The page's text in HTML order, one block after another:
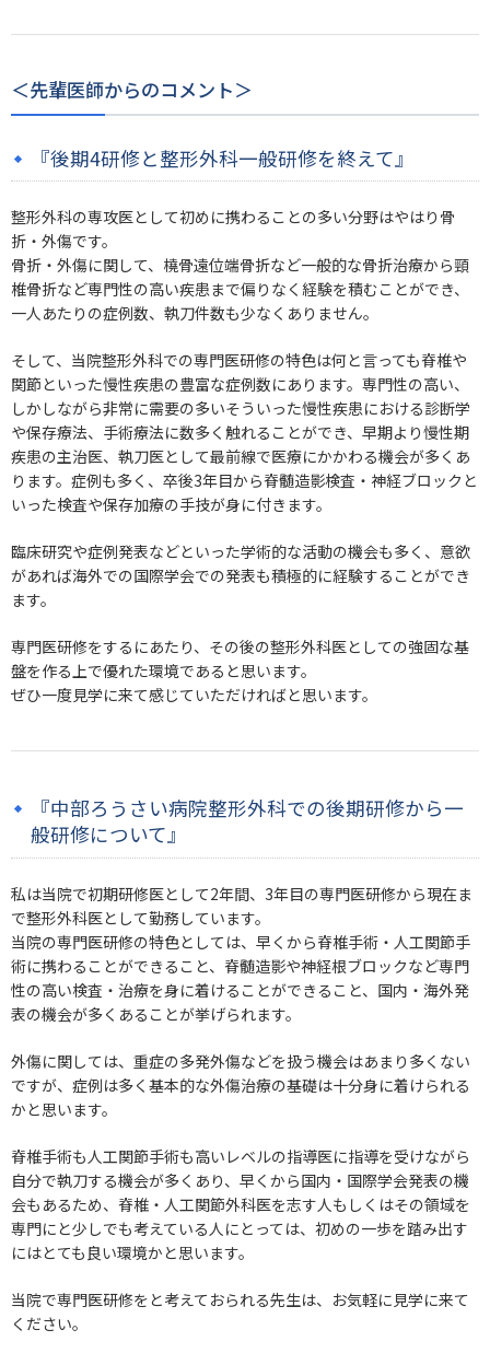
＜先輩医師からのコメント＞
『後期4研修と整形外科一般研修を終えて』
整形外科の専攻医として初めに携わることの多い分野はやはり骨
折・外傷です。
骨折・外傷に関して、橈骨遠位端骨折など一般的な骨折治療から頸
椎骨折など専門性の高い疾患まで偏りなく経験を積むことができ、
一人あたりの症例数、執刀件数も少なくありません。
そして、当院整形外科での専門医研修の特色は何と言っても脊椎や
関節といった慢性疾患の豊富な症例数にあります。専門性の高い、
しかしながら非常に需要の多いそういった慢性疾患における診断学
や保存療法、手術療法に数多く触れることができ、早期より慢性期
疾患の主治医、執刀医として最前線で医療にかかわる機会が多くあ
ります。症例も多く、卒後3年目から脊髄造影検査・神経ブロックと
いった検査や保存加療の手技が身に付きます。
臨床研究や症例発表などといった学術的な活動の機会も多く、意欲
があれば海外での国際学会での発表も積極的に経験することができ
ます。
専門医研修をするにあたり、その後の整形外科医としての強固な基
盤を作る上で優れた環境であると思います。
ぜひ一度見学に来て感じていただければと思います。
『中部ろうさい病院整形外科での後期研修から一
般研修について』
私は当院で初期研修医として2年間、3年目の専門医研修から現在ま
で整形外科医として勤務しています。
当院の専門医研修の特色としては、早くから脊椎手術・人工関節手
術に携わることができること、脊髄造影や神経根ブロックなど専門
性の高い検査・治療を身に着けることができること、国内・海外発
表の機会が多くあることが挙げられます。
外傷に関しては、重症の多発外傷などを扱う機会はあまり多くない
ですが、症例は多く基本的な外傷治療の基礎は十分身に着けられる
かと思います。
脊椎手術も人工関節手術も高いレベルの指導医に指導を受けながら
自分で執刀する機会が多くあり、早くから国内・国際学会発表の機
会もあるため、脊椎・人工関節外科医を志す人もしくはその領域を
専門にと少しでも考えている人にとっては、初めの一歩を踏み出す
にはとても良い環境かと思います。
当院で専門医研修をと考えておられる先生は、お気軽に見学に来て
ください。